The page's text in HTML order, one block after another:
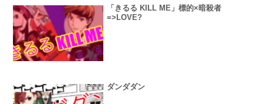
「きるる KILL ME」標的×暗殺者
=>LOVE?
ダンダダン